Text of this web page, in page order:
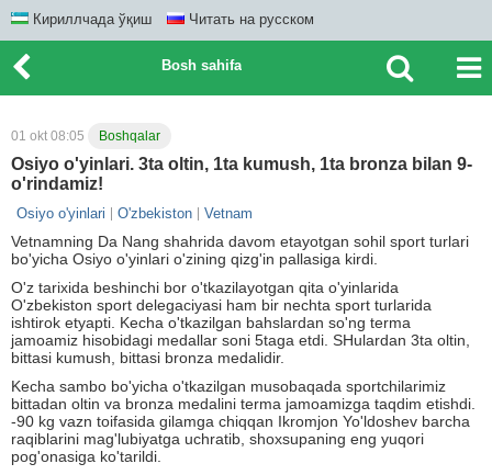
Кириллчада ўқиш Читать на русском
Bosh sahifa
01 okt 08:05 Boshqalar
Osiyo o'yinlari. 3ta oltin, 1ta kumush, 1ta bronza bilan 9-
o'rindamiz!
Osiyo o'yinlari O'zbekiston Vetnam
Vetnamning Da Nang shahrida davom etayotgan sohil sport turlari
bo'yicha Osiyo o'yinlari o'zining qizg'in pallasiga kirdi.
O'z tarixida beshinchi bor o'tkazilayotgan qita o'yinlarida
O'zbekiston sport delegaciyasi ham bir nechta sport turlarida
ishtirok etyapti. Kecha o'tkazilgan bahslardan so'ng terma
jamoamiz hisobidagi medallar soni 5taga etdi. SHulardan 3ta oltin,
bittasi kumush, bittasi bronza medalidir.
Kecha sambo bo'yicha o'tkazilgan musobaqada sportchilarimiz
bittadan oltin va bronza medalini terma jamoamizga taqdim etishdi.
-90 kg vazn toifasida gilamga chiqqan Ikromjon Yo'ldoshev barcha
raqiblarini mag'lubiyatga uchratib, shoxsupaning eng yuqori
pog'onasiga ko'tarildi.